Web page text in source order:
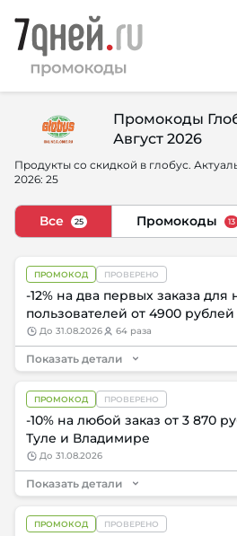
Промокоды
Август 2026
Продукты со скидкой в глобус.
2026: 25
Все 25 Промокоды 13
ПРОМОКОД ПРОВЕРЕНО
-12% на два первых заказа для
пользователей от 4900 рублей
до 31.08.2026 64 раза
Показать детали
ПРОМОКОД ПРОВЕРЕНО
-10% на любой заказ от 3 870
Туле и Владимире
до 31.08.2026
Показать детали
ПРОМОКОД ПРОВЕРЕНО